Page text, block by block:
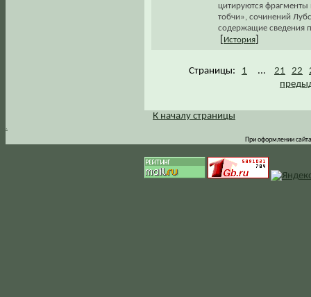
цитируются фрагменты
тобчи», сочинений
содержащие сведения
История
Страницы: 1 ... 21 22
.
К началу страницы
При оформлении